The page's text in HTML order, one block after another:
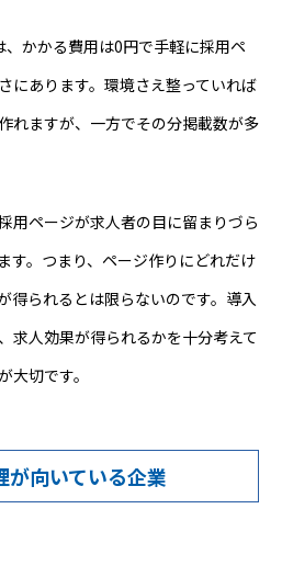
かかる費用は0円で手軽に採用ペ
にあります。環境さえ整っていれば
れますが、一方でその分掲載数が多
用ページが求人者の目に留まりづら
す。つまり、ページ作りにどれだけ
得られるとは限らないのです。導入
求人効果が得られるかを十分考えて
大切です。
向いている企業